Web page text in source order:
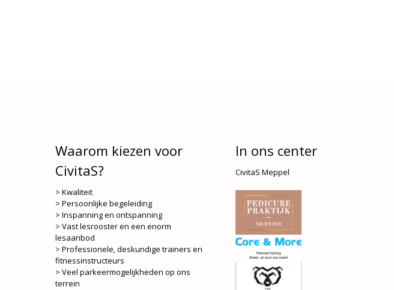
Waarom kiezen voor
CivitaS?
> Kwaliteit
> Persoonlijke begeleiding
> Inspanning en ontspanning
> Vast lesrooster en een enorm
lesaanbod
> Professionele, deskundige trainers en
fitnessinstructeurs
> Veel parkeermogelijkheden op ons
terrein
In ons center
CivitaS Meppel